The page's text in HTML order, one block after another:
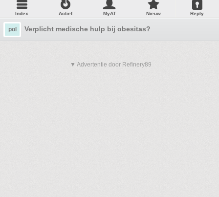
Index Actief MyAT Nieuw Reply
pol Verplicht medische hulp bij obesitas?
▼ Advertentie door Refinery89